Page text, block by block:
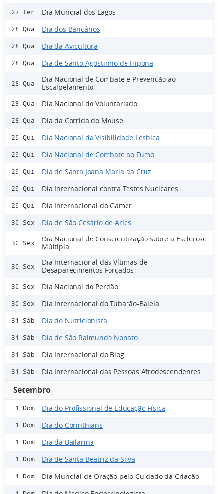
27 Ter Dia Mundial dos Lagos
28 Qua Dia dos Bancários
28 Qua Dia da Avicultura
28 Qua Dia de Santo Agostinho de Hipona
28 Qua
Dia Nacional de Combate e Prevenção ao
Escalpelamento
28 Qua Dia Nacional do Voluntariado
28 Qua Dia da Corrida do Mouse
29 Qui Dia Nacional da Visibilidade Lésbica
29 Qui Dia Nacional de Combate ao Fumo
29 Qui Dia de Santa Joana Maria da Cruz
29 Qui Dia Internacional contra Testes Nucleares
29 Qui Dia Internacional do Gamer
30 Sex Dia de São Cesário de Arles
30 Sex
Dia Nacional de Conscientização sobre a Esclerose
Múltipla
30 Sex
Dia Internacional das Vítimas de
Desaparecimentos Forçados
30 Sex Dia Nacional do Perdão
30 Sex Dia Internacional do Tubarão-Baleia
31 Sáb Dia do Nutricionista
31 Sáb Dia de São Raimundo Nonato
31 Sáb Dia Internacional do Blog
31 Sáb Dia Internacional das Pessoas Afrodescendentes
Setembro
1 Dom Dia do Profissional de Educação Física
1 Dom Dia do Corinthians
1 Dom Dia da Bailarina
1 Dom Dia de Santa Beatriz da Silva
1 Dom Dia Mundial de Oração pelo Cuidado da Criação